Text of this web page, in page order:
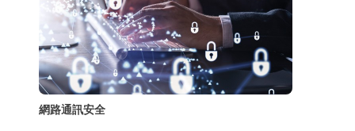
可能導致通訊內容被竊聽，第二個原因是由於
使用了惡意的App卻不瞭解其風險，也可能導
致個資外洩，並且可能導致本人手機的發話或
簡訊功能被盜用，所
網路通訊安全